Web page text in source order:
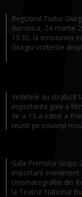
Regizorul Tudor
duminica, 24 martie
13:30, la emisiunea
Giurgiu vorbeste
Vedetele au stralucit
importanta gala a
de-a 13-a editie a
reunit pe covorul
Gala Premiilor Gopo
important eveniment
cinematografiei din
la Teatrul National